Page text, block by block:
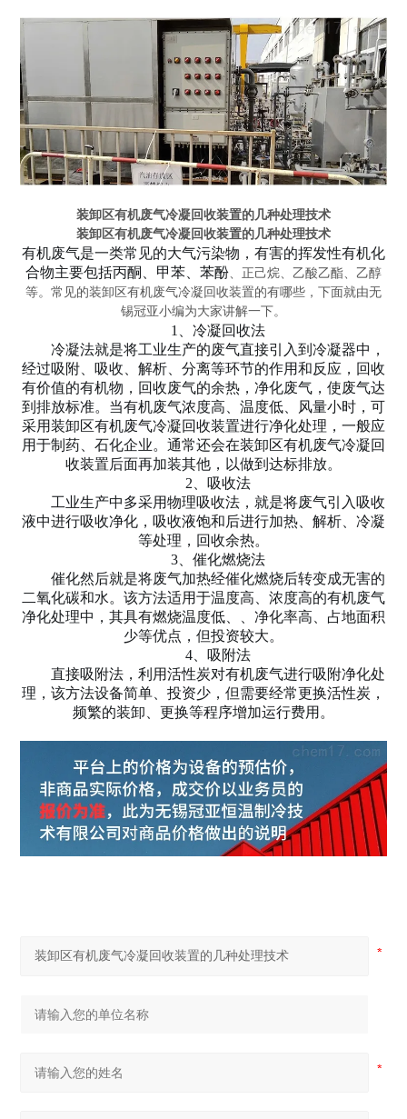
装卸区有机废气冷凝回收装置的几种处理技术
装卸区有机废气冷凝回收装置的几种处理技术
有机废气是一类常见的大气污染物，有害的挥发性有机化
合物主要包括丙酮、甲苯、苯酚 、正己烷、乙酸乙酯、乙醇
等。常见的装卸区有机废气冷凝回收装置的有哪些，下面就由无
锡冠亚小编为大家讲解一下。
1、冷凝回收法
冷凝法就是将工业生产的废气直接引入到冷凝器中，
经过吸附、吸收、解析、分离等环节的作用和反应，回收
有价值的有机物，回收废气的余热，净化废气，使废气达
到排放标准。当有机废气浓度高、温度低、风量小时，可
采用装卸区有机废气冷凝回收装置进行净化处理，一般应
用于制药、石化企业。通常还会在装卸区有机废气冷凝回
收装置后面再加装其他，以做到达标排放。
2、吸收法
工业生产中多采用物理吸收法，就是将废气引入吸收
液中进行吸收净化，吸收液饱和后进行加热、解析、冷凝
等处理，回收余热。
3、催化燃烧法
催化然后就是将废气加热经催化燃烧后转变成无害的
二氧化碳和水。该方法适用于温度高、浓度高的有机废气
净化处理中，其具有燃烧温度低、、净化率高、占地面积
少等优点，但投资较大。
4、吸附法
直接吸附法，利用活性炭对有机废气进行吸附净化处
理，该方法设备简单、投资少，但需要经常更换活性炭，
频繁的装卸、更换等程序增加运行费用。